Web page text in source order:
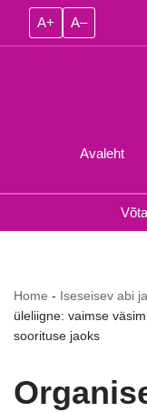
A+ A–
Avaleht
Home - Iseseisev abi
üleliigne: vaimse
soorituse jaoks